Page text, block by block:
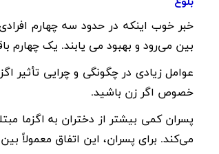
خبر خوب اینکه در حدود سه چهارم
بین می‌رود و بهبود می یابند. یک چهارم
عوامل زیادی در چگونگی و چرایی تأثیر
خصوص اگر زن باشید.
پسران کمی بیشتر از دختران به اگزما
می‌کند. برای پسران، این اتفاق معمولاً بین ۱۲ تا ۱۶ سالگی و برای دختران، بین ۱۰ تا ۱۴ سالگی رخ می‌دهد.